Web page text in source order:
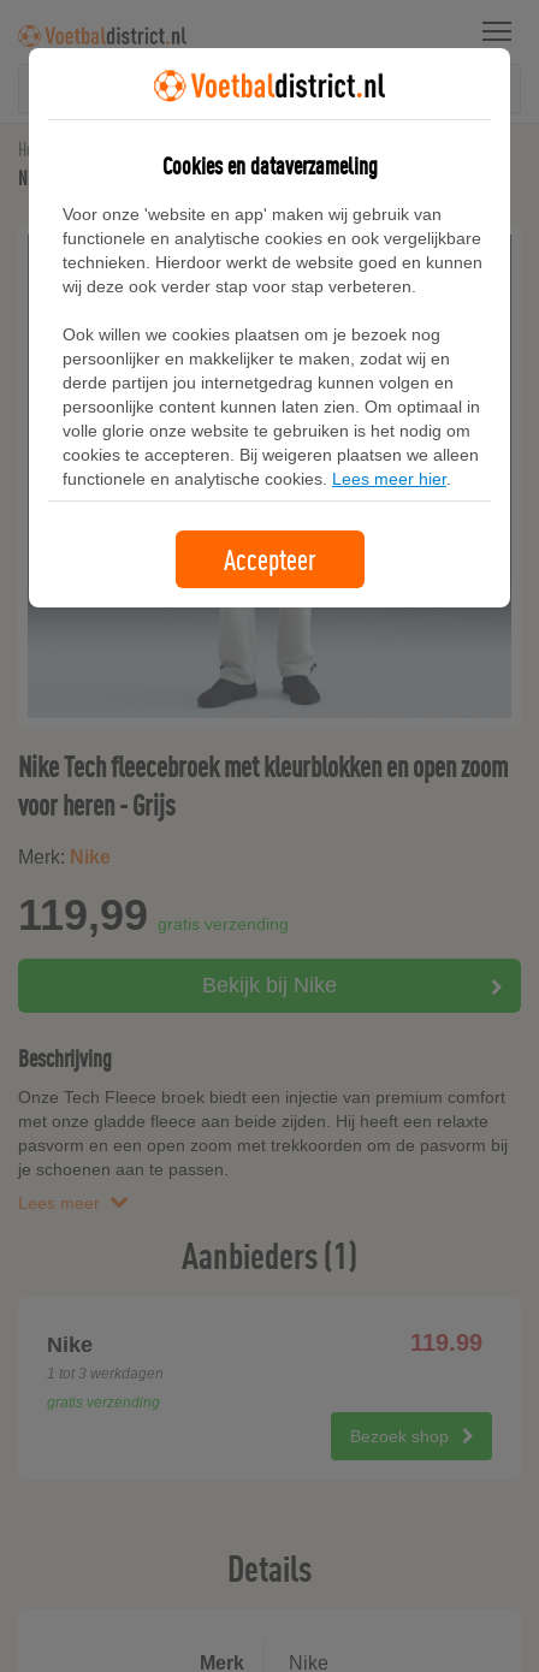
Menu
Home
Nike Tech fleecebroek met kleurblokken en open zoom voor heren - Grijs
Nike Tech fleecebroek met kleurblokken en open zoom
voor heren - Grijs
Merk: Nike
119,99 gratis verzending
Bekijk bij Nike
Beschrijving
Onze Tech Fleece broek biedt een injectie van premium comfort
met onze gladde fleece aan beide zijden. Hij heeft een relaxte
pasvorm en een open zoom met trekkoorden om de pasvorm bij
je schoenen aan te passen.
Lees meer
Aanbieders (1)
Nike 119.99
1 tot 3 werkdagen
gratis verzending
Bezoek shop
Details
Merk Nike
Cookies en dataverzameling
Voor onze 'website en app' maken wij gebruik van
functionele en analytische cookies en ook vergelijkbare
technieken. Hierdoor werkt de website goed en kunnen
wij deze ook verder stap voor stap verbeteren.
Ook willen we cookies plaatsen om je bezoek nog
persoonlijker en makkelijker te maken, zodat wij en
derde partijen jou internetgedrag kunnen volgen en
persoonlijke content kunnen laten zien. Om optimaal in
volle glorie onze website te gebruiken is het nodig om
cookies te accepteren. Bij weigeren plaatsen we alleen
functionele en analytische cookies. Lees meer hier.
Accepteer